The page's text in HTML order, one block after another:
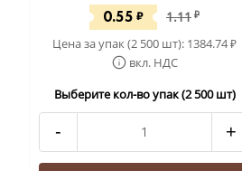
0.55 ₽ 1.11 ₽
Цена за упак (2 500 шт): 1384.74₽
вкл. НДС
Выберите кол-во упак (2 500 шт)
- +